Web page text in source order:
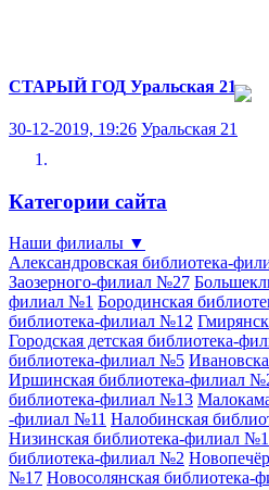
СТАРЫЙ ГОД Уральская 21
30-12-2019, 19:26 Уральская 21
Категории сайта
Наши филиалы ▼
Александровская библиотека-
Заозерного-филиал №27
филиал №1 Бородинская
библиотека-филиал №12
Городская детская библиотека-
библиотека-филиал №5
Иршинская библиотека-филиал
библиотека-филиал №13
-филиал №11 Налобинская
Низинская библиотека-филиал
библиотека-филиал №2
№17 Новосолянская библиотека-